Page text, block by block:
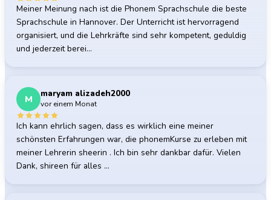
Meiner Meinung nach ist die Phonem Sprachschule die beste
Sprachschule in Hannover. Der Unterricht ist hervorragend
organisiert, und die Lehrkräfte sind sehr kompetent, geduldig
und jederzeit berei…
M maryam alizadeh2000
vor einem Monat
Ich kann ehrlich sagen, dass es wirklich eine meiner
schönsten Erfahrungen war, die phonemKurse zu erleben mit
meiner Lehrerin sheerin . Ich bin sehr dankbar dafür. Vielen
Dank, shireen für alles …